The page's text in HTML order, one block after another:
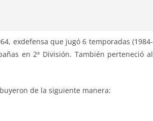
exdefensa que jugó 6 temporadas (1984-
en 2ª División. También perteneció al
de la siguiente manera: